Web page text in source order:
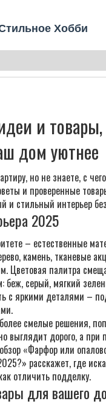
и
дом уютнее
но не знаете, с
и проверенные
и стильный интерьер
2025
– естественные
камень, тканевые
Цветовая палитра
беж, серый, мягкий
с яркими деталями –
смелые решения,
выглядит дорого, а при
«Фарфор или
расскажет, где
отличить подделку.
для вашего